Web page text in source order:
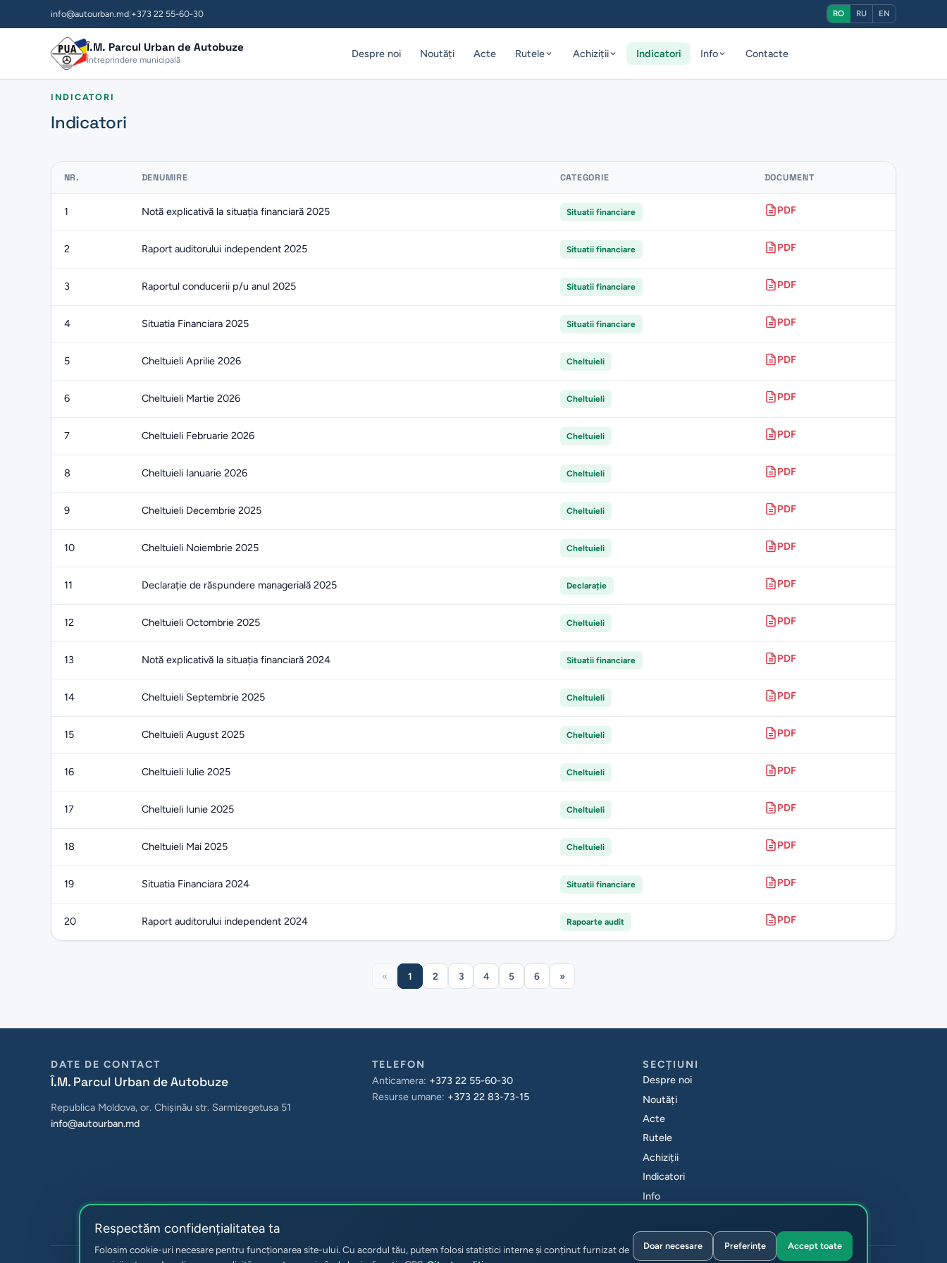
info@autourban.md +373 22 55-60-30 RO RU EN
Î.M. Parcul Urban de Autobuze
Întreprindere municipală
Despre noi Noutăți Acte Rutele Achiziții Indicatori Info Contacte
INDICATORI
Indicatori
NR. DENUMIRE CATEGORIE DOCUMENT
1 Notă explicativă la situația financiară 2025 Situatii financiare PDF
2 Raport auditorului independent 2025 Situatii financiare PDF
3 Raportul conducerii p/u anul 2025 Situatii financiare PDF
4 Situatia Financiara 2025 Situatii financiare PDF
5 Cheltuieli Aprilie 2026 Cheltuieli PDF
6 Cheltuieli Martie 2026 Cheltuieli PDF
7 Cheltuieli Februarie 2026 Cheltuieli PDF
8 Cheltuieli Ianuarie 2026 Cheltuieli PDF
9 Cheltuieli Decembrie 2025 Cheltuieli PDF
10 Cheltuieli Noiembrie 2025 Cheltuieli PDF
11 Declarație de răspundere managerială 2025 Declarație PDF
12 Cheltuieli Octombrie 2025 Cheltuieli PDF
13 Notă explicativă la situația financiară 2024 Situatii financiare PDF
14 Cheltuieli Septembrie 2025 Cheltuieli PDF
15 Cheltuieli August 2025 Cheltuieli PDF
16 Cheltuieli Iulie 2025 Cheltuieli PDF
17 Cheltuieli Iunie 2025 Cheltuieli PDF
18 Cheltuieli Mai 2025 Cheltuieli PDF
19 Situatia Financiara 2024 Situatii financiare PDF
20 Raport auditorului independent 2024 Rapoarte audit PDF
« 1 2 3 4 5 6 »
DATE DE CONTACT
Î.M. Parcul Urban de Autobuze
Republica Moldova, or. Chișinău str. Sarmizegetusa 51
info@autourban.md
TELEFON
Anticamera: +373 22 55-60-30
Resurse umane: +373 22 83-73-15
SECȚIUNI
Despre noi
Noutăți
Acte
Rutele
Achiziții
Indicatori
Info
Respectăm confidențialitatea ta
Folosim cookie-uri necesare pentru funcționarea site-ului. Cu acordul tău, putem folosi statistici interne și conținut furnizat de
Doar necesare Preferințe Accept toate